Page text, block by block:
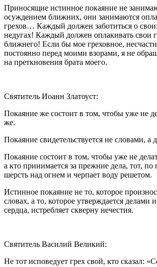
Приносящие истинное покаяние не
осуждением ближних, они занимаются
грехов… Каждый должен заботиться о
недугах! Каждый должен оплакивать свои
ближнего! Если бы мое греховное,
постоянно перед моими взорами, я не
на преткновения брата моего.
Святитель Иоанн Златоуст:
Покаяние же состоит в том, чтобы уже не
же.
Покаяние свидетельствуется не словами, а
Покаяние состоит в том, чтобы уже не
а кто принимается за прежние дела, тот, по
шерсть над огнем и черпает воду решетом.
Истинное покаяние не то, которое
словах, а то, которое утверждается делами
сердца, истребляет скверну нечестия.
Святитель Василий Великий:
Не тот исповедует грех свой, кто сказал: